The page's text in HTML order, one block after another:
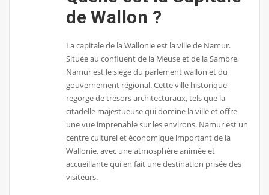
de Wallon ?
La capitale de la Wallonie est la ville de Namur.
Située au confluent de la Meuse et de la Sambre,
Namur est le siège du parlement wallon et du
gouvernement régional. Cette ville historique
regorge de trésors architecturaux, tels que la
citadelle majestueuse qui domine la ville et offre
une vue imprenable sur les environs. Namur est un
centre culturel et économique important de la
Wallonie, avec une atmosphère animée et
accueillante qui en fait une destination prisée des
visiteurs.